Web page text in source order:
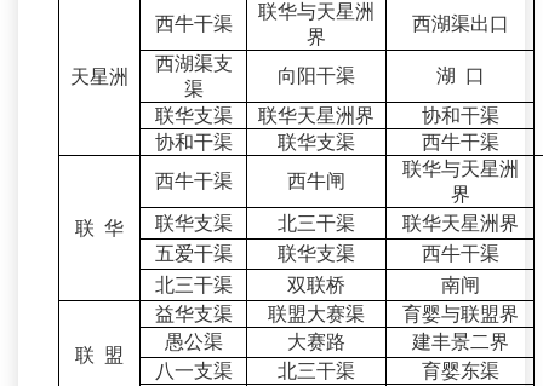
天星洲
西牛干渠
联华与天星洲
界
西湖渠出口
西湖渠支
渠
向阳干渠
湖 口
联华支渠
联华天星洲界
协和干渠
协和干渠
联华支渠 西牛干渠
联 华
西牛干渠 西牛闸
联华与天星洲
界
联华支渠
北三干渠
联华天星洲界
五爱干渠
联华支渠
西牛干渠
北三干渠
双联桥 南闸
联 盟
益华支渠 联盟大赛渠
育婴与联盟界
愚公渠
大赛路
建丰景二界
八一支渠
北三干渠
育婴东渠